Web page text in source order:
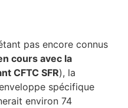
pas encore connus
cours avec la
CFTC SFR), la
spécifique
environ 74